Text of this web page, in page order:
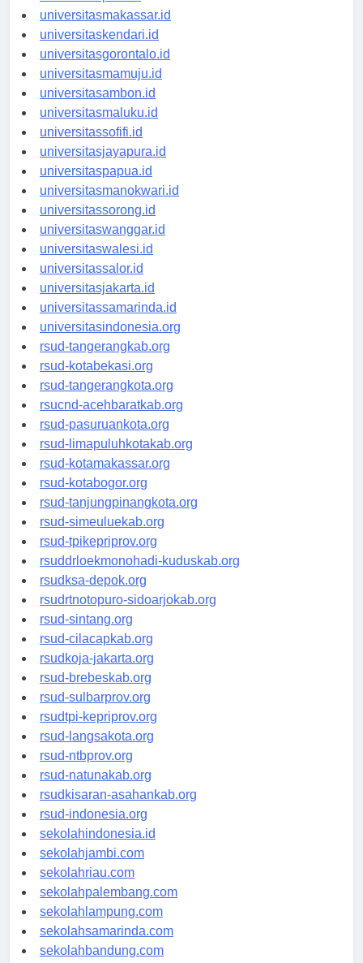
universitaspalu.id
universitasmakassar.id
universitaskendari.id
universitasgorontalo.id
universitasmamuju.id
universitasambon.id
universitasmaluku.id
universitassofifi.id
universitasjayapura.id
universitaspapua.id
universitasmanokwari.id
universitassorong.id
universitaswanggar.id
universitaswalesi.id
universitassalor.id
universitasjakarta.id
universitassamarinda.id
universitasindonesia.org
rsud-tangerangkab.org
rsud-kotabekasi.org
rsud-tangerangkota.org
rsucnd-acehbaratkab.org
rsud-pasuruankota.org
rsud-limapuluhkotakab.org
rsud-kotamakassar.org
rsud-kotabogor.org
rsud-tanjungpinangkota.org
rsud-simeuluekab.org
rsud-tpikepriprov.org
rsuddrloekmonohadi-kuduskab.org
rsudksa-depok.org
rsudrtnotopuro-sidoarjokab.org
rsud-sintang.org
rsud-cilacapkab.org
rsudkoja-jakarta.org
rsud-brebeskab.org
rsud-sulbarprov.org
rsudtpi-kepriprov.org
rsud-langsakota.org
rsud-ntbprov.org
rsud-natunakab.org
rsudkisaran-asahankab.org
rsud-indonesia.org
sekolahindonesia.id
sekolahjambi.com
sekolahriau.com
sekolahpalembang.com
sekolahlampung.com
sekolahsamarinda.com